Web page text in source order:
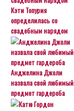
Кэти Топурия
определилась со
свадебным нарядом
Анджелина Джоли
назвала свой любимый
предмет гардероба